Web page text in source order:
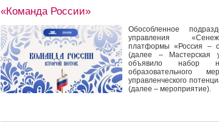
«Команда России»
Обособленное
управления
платформы «Россия –
(далее – Мастерская
объявило набор
образовательного
управленческого
(далее – мероприятие).